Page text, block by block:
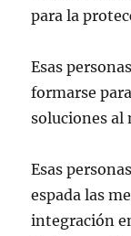
para la
Esas
formarse
soluciones al
Esas
espada las
integración